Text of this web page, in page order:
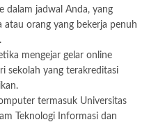
dalam jadwal Anda, yang
orang yang bekerja penuh
mengejar gelar online
sekolah yang terakreditasi
termasuk Universitas
Teknologi Informasi dan